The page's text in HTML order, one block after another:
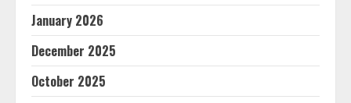
January 2026
December 2025
October 2025